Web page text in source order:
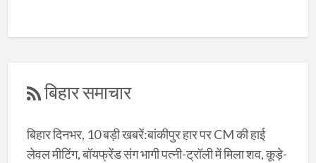
बिहार समाचार
बिहार दिनभर, 10 बड़ी खबरें:बांकीपुर हार पर CM की हाई
लेवल मीटिंग, बॉयफ्रेंड संग भागी पत्नी-ट्रॉली में मिला शव, कूड़े-